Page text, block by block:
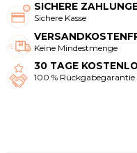
SICHERE
Sichere Kasse
Keine Mindestmenge
30 TAGE
100 % Rückgabegarantie